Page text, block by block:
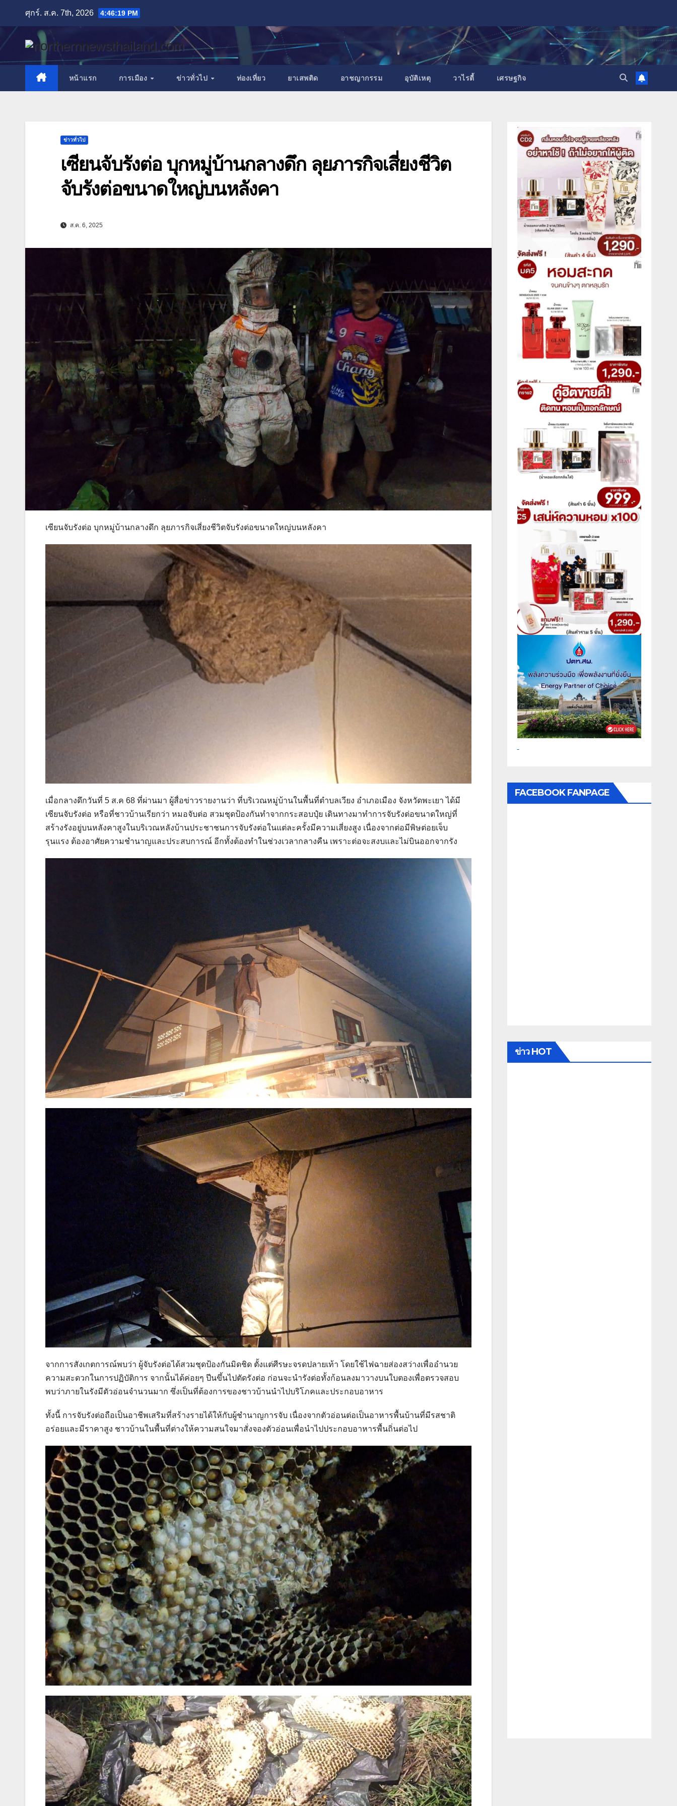
content
ศุกร์. ส.ค. 7th, 2026 4:46:21 PM
หน้าแรก การเมือง ข่าวทั่วไป ท่องเที่ยว ยาเสพติด อาชญากรรม อุบัติเหตุ วาไรตี้ เศรษฐกิจ
ข่าวทั่วไป
เซียนจับรังต่อ บุกหมู่บ้านกลางดึก ลุยภารกิจเสี่ยงชีวิต
จับรังต่อขนาดใหญ่บนหลังคา
ส.ค. 6, 2025
เซียนจับรังต่อ บุกหมู่บ้านกลางดึก ลุยภารกิจเสี่ยงชีวิตจับรังต่อขนาดใหญ่บนหลังคา
เมื่อกลางดึกวันที่ 5 ส.ค 68 ที่ผ่านมา ผู้สื่อข่าวรายงานว่า ที่บริเวณหมู่บ้านในพื้นที่ตำบลเวียง อำเภอเมือง จังหวัดพะเยา ได้มี
เซียนจับรังต่อ หรือที่ชาวบ้านเรียกว่า หมอจับต่อ สวมชุดป้องกันทำจากกระสอบปุ๋ย เดินทางมาทำการจับรังต่อขนาดใหญ่ที่
สร้างรังอยู่บนหลังคาสูงในบริเวณหลังบ้านประชาชนการจับรังต่อในแต่ละครั้งมีความเสี่ยงสูง เนื่องจากต่อมีพิษต่อยเจ็บ
รุนแรง ต้องอาศัยความชำนาญและประสบการณ์ อีกทั้งต้องทำในช่วงเวลากลางคืน เพราะต่อจะสงบและไม่บินออกจากรัง
จากการสังเกตการณ์พบว่า ผู้จับรังต่อได้สวมชุดป้องกันมิดชิด ตั้งแต่ศีรษะจรดปลายเท้า โดยใช้ไฟฉายส่องสว่างเพื่ออำนวย
ความสะดวกในการปฏิบัติการ จากนั้นได้ค่อยๆ ปีนขึ้นไปตัดรังต่อ ก่อนจะนำรังต่อทั้งก้อนลงมาวางบนใบตองเพื่อตรวจสอบ
พบว่าภายในรังมีตัวอ่อนจำนวนมาก ซึ่งเป็นที่ต้องการของชาวบ้านนำไปบริโภคและประกอบอาหาร
ทั้งนี้ การจับรังต่อถือเป็นอาชีพเสริมที่สร้างรายได้ให้กับผู้ชำนาญการจับ เนื่องจากตัวอ่อนต่อเป็นอาหารพื้นบ้านที่มีรสชาติ
อร่อยและมีราคาสูง ชาวบ้านในพื้นที่ต่างให้ความสนใจมาสั่งจองตัวอ่อนเพื่อนำไปประกอบอาหารพื้นถิ่นต่อไป
FACEBOOK FANPAGE
ข่าว HOT